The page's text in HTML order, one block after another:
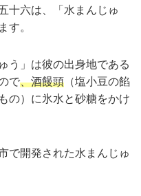
十六は、「水まんじゅ
す。
う」は彼の出身地である
で、酒饅頭 （塩小豆の餡
の）に氷水と砂糖をかけ
で開発された水まんじゅ